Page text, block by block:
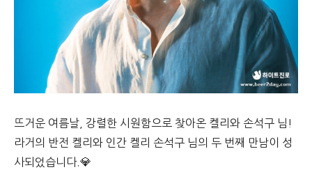
뜨거운 여름날, 강렬한 시원함으로 찾아온 켈리와 손석구 님!
라거의 반전 켈리와 인간 켈리 손석구 님의 두 번째 만남이 성
사되었습니다.💎